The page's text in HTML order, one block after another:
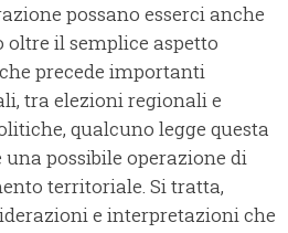
possano esserci anche
il semplice aspetto
precede importanti
tra elezioni regionali e
qualcuno legge questa
possibile operazione di
territoriale. Si tratta,
e interpretazioni che